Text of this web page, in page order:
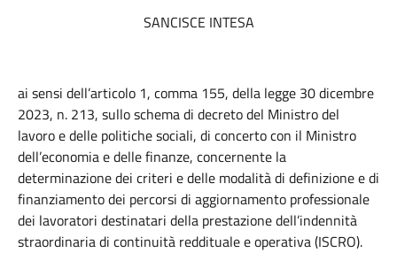
SANCISCE INTESA
ai sensi dell’articolo 1, comma 155, della legge 30 dicembre
2023, n. 213, sullo schema di decreto del Ministro del
lavoro e delle politiche sociali, di concerto con il Ministro
dell’economia e delle finanze, concernente la
determinazione dei criteri e delle modalità di definizione e di
finanziamento dei percorsi di aggiornamento professionale
dei lavoratori destinatari della prestazione dell’indennità
straordinaria di continuità reddituale e operativa (ISCRO).